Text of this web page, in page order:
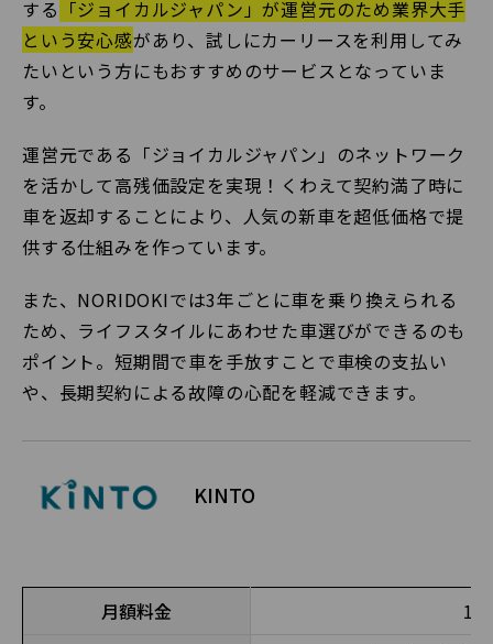
する 「ジョイカルジャパン」が運営元のため業界大手
という安心感があり、試しにカーリースを利用してみ
たいという方にもおすすめのサービスとなっていま
す。
運営元である「ジョイカルジャパン」のネットワーク
を活かして高残価設定を実現！くわえて契約満了時に
車を返却することにより、人気の新車を超低価格で提
供する仕組みを作っています。
また、NORIDOKIでは3年ごとに車を乗り換えられる
ため、ライフスタイルにあわせた車選びができるのも
ポイント。短期間で車を手放すことで車検の支払い
や、長期契約による故障の心配を軽減できます。
KINTO
月額料金 1